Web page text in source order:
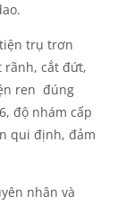
trụ trơn
rãnh, cắt đứt,
ren đúng
độ nhám cấp
qui định, đảm
nhân và